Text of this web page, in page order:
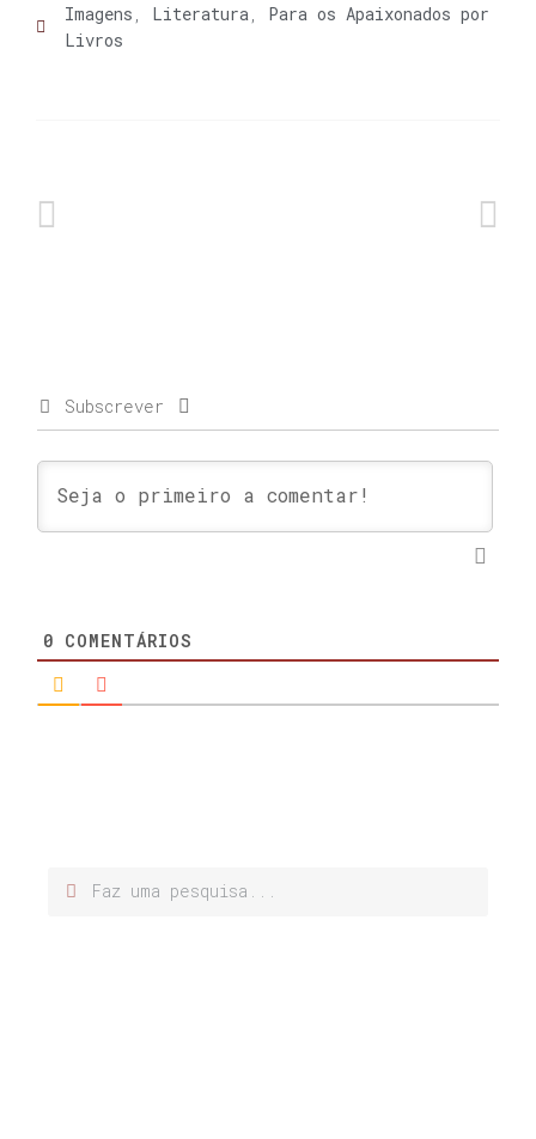
Imagens , Literatura, Para os Apaixonados por
Livros
Subscrever
0 COMENTÁRIOS